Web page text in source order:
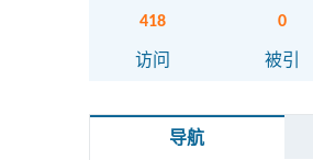
418
访问
0
被引
导航